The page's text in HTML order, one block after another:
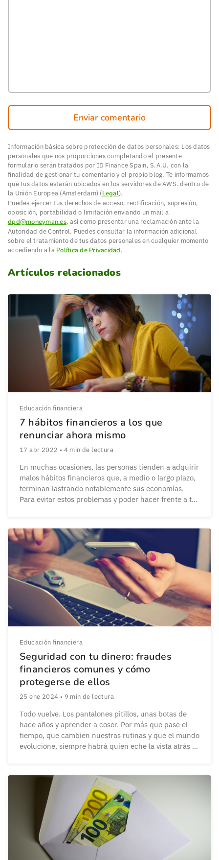
Enviar comentario
Información básica sobre protección de datos personales: Los datos
personales que nos proporciones completando el presente
formulario serán tratados por ID Finance Spain, S.A.U. con la
finalidad de gestionar tu comentario y el propio blog. Te informamos
que tus datos estarán ubicados en los servidores de AWS. dentro de
la Unión Europea (Amsterdam) (Legal).
Puedes ejercer tus derechos de acceso, rectificación, supresión,
oposición, portabilidad o limitación enviando un mail a
dpd@moneyman.es, así como presentar una reclamación ante la
Autoridad de Control. Puedes consultar la información adicional
sobre el tratamiento de tus datos personales en cualquier momento
accediendo a la Política de Privacidad.
Artículos relacionados
Educación financiera
7 hábitos financieros a los que
renunciar ahora mismo
17 abr 2022 • 4 min de lectura
En muchas ocasiones, las personas tienden a adquirir
malos hábitos financieros que, a medio o largo plazo,
terminan lastrando notablemente sus economías.
Para evitar estos problemas y poder hacer frente a tus
contexto. Los peores hábitos financieros que […]
Educación financiera
Seguridad con tu dinero: fraudes
financieros comunes y cómo
protegerse de ellos
25 ene 2024 • 9 min de lectura
Todo vuelve. Los pantalones pitillos, unas botas de
hace años y aprender a coser. Por más que pase el
tiempo, que cambien nuestras rutinas y que el mundo
evolucione, siempre habrá quien eche la vista atrás y